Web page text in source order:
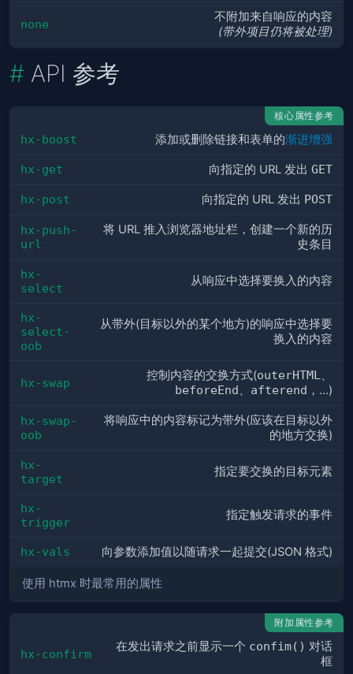
none
不附加来自响应的内容
(带外项目仍将被处理)
API 参考
核心属性参考
hx-boost 添加或删除链接和表单的渐进增强
hx-get 向指定的 URL 发出 GET
hx-post 向指定的 URL 发出 POST
hx-push-
url
将 URL 推入浏览器地址栏，创建一个新的历
史条目
hx-
select
从响应中选择要换入的内容
hx-
select-
oob
从带外(目标以外的某个地方)的响应中选择要
换入的内容
hx-swap
控制内容的交换方式(outerHTML 、
beforeEnd、 afterend ，...)
hx-swap-
oob
将响应中的内容标记为带外(应该在目标以外
的地方交换)
hx-
target
指定要交换的目标元素
hx-
trigger
指定触发请求的事件
hx-vals 向参数添加值以随请求一起提交(JSON 格式)
使用 htmx 时最常用的属性
附加属性参考
hx-confirm
在发出请求之前显示一个 confim() 对话
框